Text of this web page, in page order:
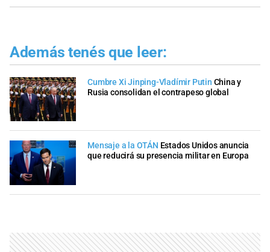
Además tenés que leer:
Cumbre Xi Jinping-Vladímir Putin China y
Rusia consolidan el contrapeso global
Mensaje a la OTÁN Estados Unidos anuncia
que reducirá su presencia militar en Europa